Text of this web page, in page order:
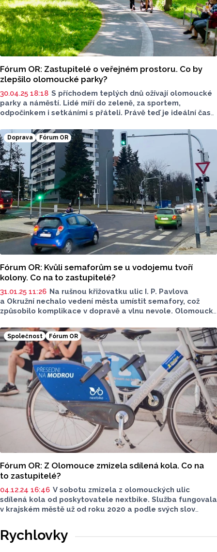
Fórum OR: Zastupitelé o veřejném prostoru. Co by
zlepšilo olomoucké parky?
30.04.25 18:18 S příchodem teplých dnů ožívají olomoucké
parky a náměstí. Lidé míří do zeleně, za sportem,
odpočinkem i setkáními s přáteli. Právě teď je ideální čas
víc. Olomoucký Report se olomouckých zastupitelů: "Co
podle vás chybí našim parkům a veřejným prostranstvím?"
Odpovědi jsme zveřejnili v pořadí, jak je zastupitelé
zaslali.
Doprava Fórum OR
Fórum OR: Kvůli semaforům se u vodojemu tvoří
kolony. Co na to zastupitelé?
31.01.25 11:26 Na rušnou křižovatku ulic I. P. Pavlova
a Okružní nechalo vedení města umístit semafory, což
způsobilo komplikace v dopravě a vlnu nevole. Olomoucký
rozhodnutí o zavedení semaforů na křižovatce I.P. Pavlova
a Okružní?" Odpovědi jsme zveřejnili v pořadí, v jakém
je zastupitelé zaslali.
Společnost Fórum OR
Fórum OR: Z Olomouce zmizela sdílená kola. Co na
to zastupitelé?
04.12.24 16:46 V sobotu zmizela z olomouckých ulic
sdílená kola od poskytovatele nextbike. Služba fungovala
v krajském městě už od roku 2020 a podle svých slov
a radnice. Následně vznikla myšlenka, že magistrát
zavede vlastní sdílenou dopravu. Olomoucký Report
Rychlovky